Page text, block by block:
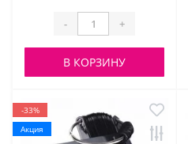
- +
В КОРЗИНУ
-33%
Акция